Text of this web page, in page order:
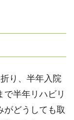
り、半年入院
で半年リハビリ
がどうしても取